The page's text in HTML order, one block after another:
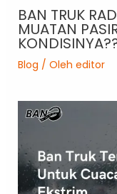
BAN TRUK
MUATAN
Blog / Oleh editor